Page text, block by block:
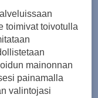
toimivat toivotulla
mainonnan
painamalla
valintojasi